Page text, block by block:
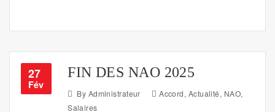
27
Fév
FIN DES NAO 2025
By Administrateur Accord, Actualité, NAO,
Salaires